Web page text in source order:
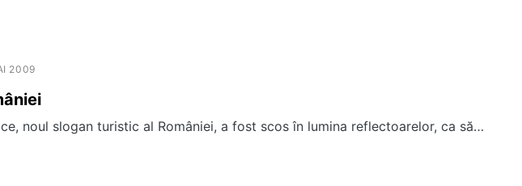
2009
noul slogan turistic al României, a fost scos în lumina reflectoarelor, ca să…